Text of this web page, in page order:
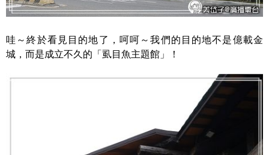
哇～終於看見目的地了，呵呵～我們的目的地不是億載金
城，而是成立不久的「虱目魚主題館」！